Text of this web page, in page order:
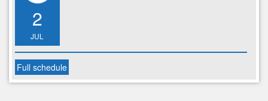
2
JUL
Full schedule